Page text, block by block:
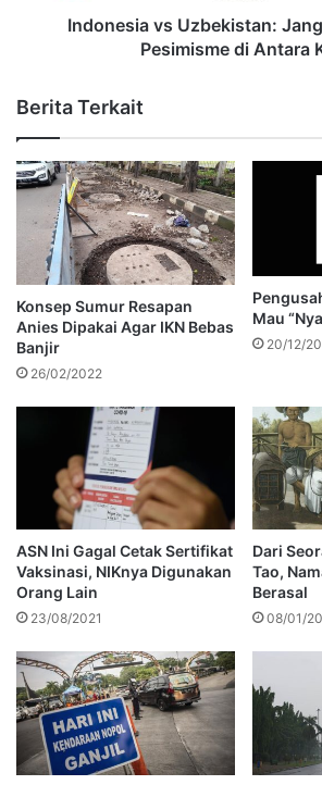
Indonesia vs Uzbekistan:
Pesimisme di Antara
Berita Terkait
Konsep Sumur Resapan
Anies Dipakai Agar IKN Bebas
Banjir
26/02/2022
Mau
20/12/
ASN Ini Gagal Cetak Sertifikat
Vaksinasi, NIKnya Digunakan
Orang Lain
23/08/2021
Dari
Tao,
Berasal
08/01/